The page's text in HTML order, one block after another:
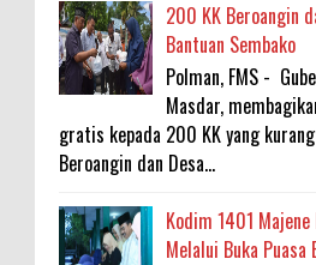
200 KK Beroangin
Bantuan Sembako
Polman, FMS -
Masdar,
gratis kepada 200 KK yang
Beroangin dan Desa...
Kodim 1401 Majene
Melalui Buka Puasa